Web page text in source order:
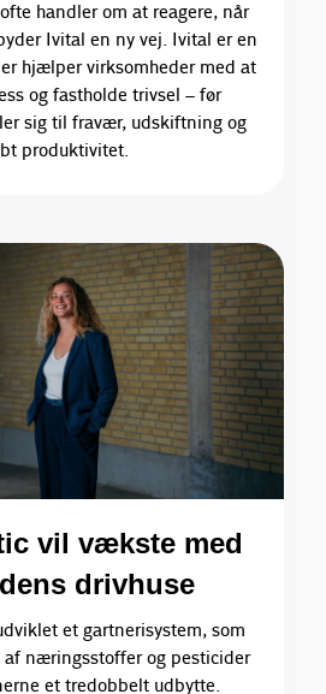
handler om at reagere, når
Ivital en ny vej. Ivital er en
hjælper virksomheder med at
og fastholde trivsel – før
sig til fravær, udskiftning og
produktivitet.
vil vækste med
drivhuse
et gartnerisystem, som
af næringsstoffer og pesticider
et tredobbelt udbytte.